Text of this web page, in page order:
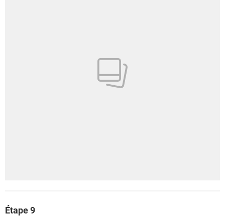
Étape 9